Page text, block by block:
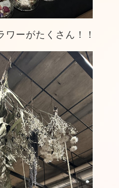
ワーがたくさん！！